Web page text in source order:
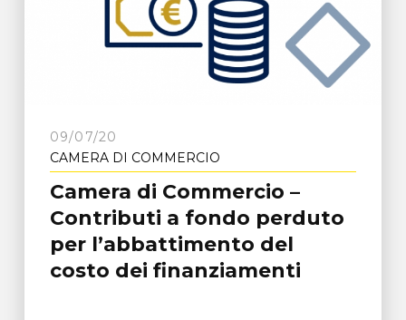
09/07/20
CAMERA DI COMMERCIO
Camera di Commercio –
Contributi a fondo perduto
per l’abbattimento del
costo dei finanziamenti